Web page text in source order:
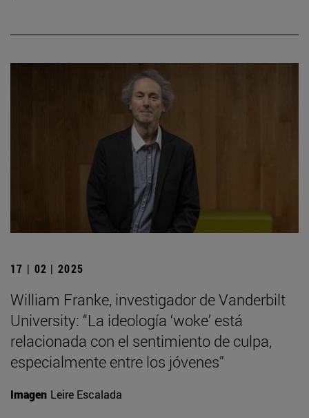
17 | 02 | 2025
William Franke, investigador de Vanderbilt
University: “La ideología ‘woke’ está
relacionada con el sentimiento de culpa,
especialmente entre los jóvenes”
Imagen Leire Escalada